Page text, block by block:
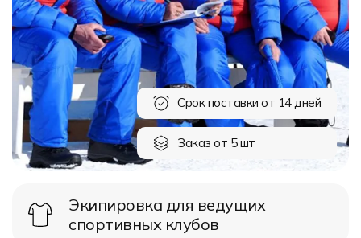
Срок поставки от 14 дней
Заказ от 5 шт
Экипировка для ведущих
спортивных клубов
Форма в наличии
Распродажа
Статьи
Реквизиты
Система скидок и наценок
Пользовательское соглашение
Доставка